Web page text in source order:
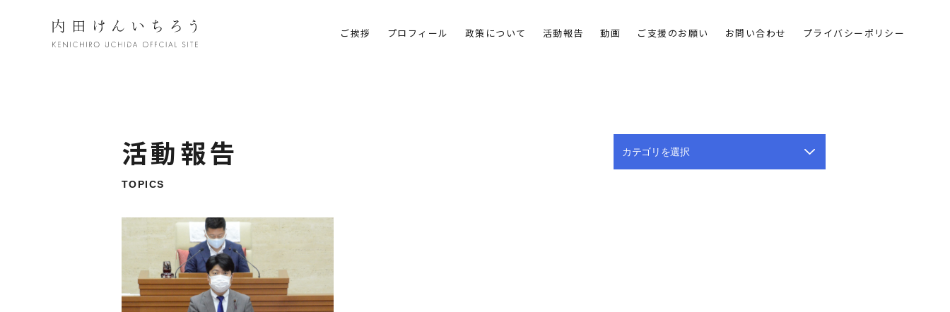
ご挨拶 プロフィール 政策について 活動報告 動画 ご支援のお願い お問い合わせ プライバシーポリシー
活動報告
TOPICS